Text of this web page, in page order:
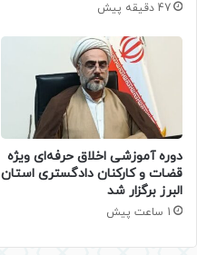
47 دقیقه پیش
دوره آموزشی اخلاق حرفه‌ای ویژه
قضات و کارکنان دادگستری استان
البرز برگزار شد
1 ساعت پیش